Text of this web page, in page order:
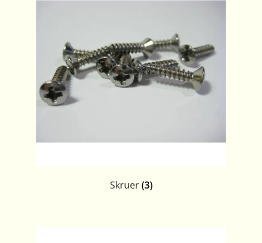
Skruer(3)